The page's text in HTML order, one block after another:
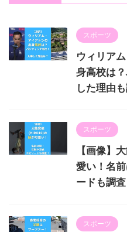
スポーツ
ウィリア
身高校は
した理由
スポーツ
【画像】
愛い！名
ードも調査
スポーツ